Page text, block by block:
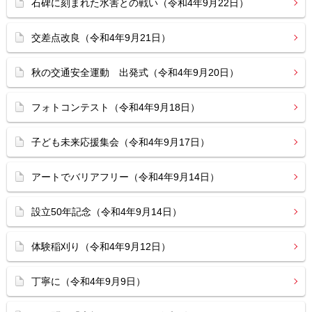
石碑に刻まれた水害との戦い（令和4年9月22日）
交差点改良（令和4年9月21日）
秋の交通安全運動 出発式（令和4年9月20日）
フォトコンテスト（令和4年9月18日）
子ども未来応援集会（令和4年9月17日）
アートでバリアフリー（令和4年9月14日）
設立50年記念（令和4年9月14日）
体験稲刈り（令和4年9月12日）
丁寧に（令和4年9月9日）